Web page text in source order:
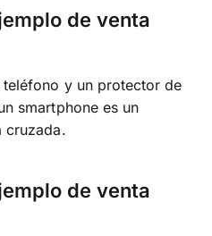
de venta
y un protector de
smartphone es un
cruzada.
de venta